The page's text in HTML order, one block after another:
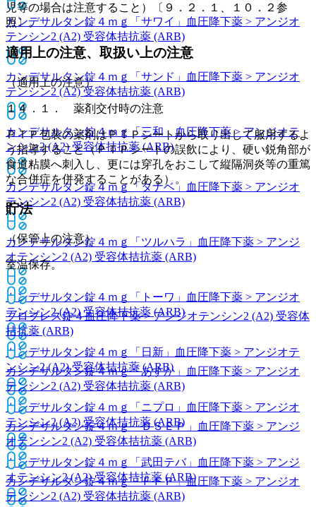
カンデサルタン錠４ｍｇ「サワイ」
血圧降下薬 > アンジオ
テンシン2 (A2) 受容体拮抗薬 (ARB)
カンデサルタン錠４ｍｇ「サンド」
血圧降下薬 > アンジオ
テンシン2 (A2) 受容体拮抗薬 (ARB)
カンデサルタン錠４ｍｇ「三和」 血圧降下薬 > アンジオテ
ンシン2 (A2) 受容体拮抗薬 (ARB)
カンデサルタン錠４ｍｇ「タナベ」
血圧降下薬 > アンジオ
テンシン2 (A2) 受容体拮抗薬 (ARB)
カンデサルタン錠４ｍｇ「ツルハラ」
血圧降下薬 > アンジ
オテンシン2 (A2) 受容体拮抗薬 (ARB)
カンデサルタン錠４ｍｇ「トーワ」
血圧降下薬 > アンジオ
テンシン2 (A2) 受容体拮抗薬 (ARB)
カンデサルタン錠４ｍｇ「日新」
血圧降下薬 > アンジオテ
ンシン2 (A2) 受容体拮抗薬 (ARB)
カンデサルタン錠４ｍｇ「ニプロ」
血圧降下薬 > アンジオ
テンシン2 (A2) 受容体拮抗薬 (ARB)
カンデサルタン錠４ｍｇ「武田テバ」
血圧降下薬 > アンジ
オテンシン2 (A2) 受容体拮抗薬 (ARB)
児等の場合は注意すること）〔９．２．１、１０．２参
照〕。
適用上の注意、取扱い上の注意
（適用上の注意）
１４．１． 薬剤交付時の注意
ＰＴＰ包装の薬剤はＰＴＰシートから取り出して服用するよ
う指導すること（ＰＴＰシートの誤飲により、硬い鋭角部が
食道粘膜へ刺入し、更には穿孔をおこして縦隔洞炎等の重篤
な合併症を併発することがある）。
貯法
（保管上の注意）
室温保存。
ブロプレス錠４血圧降下薬 > アンジオテンシン2 (A2) 受容体
拮抗薬 (ARB)
カンデサルタン錠４ｍｇ「あすか」
血圧降下薬 > アンジオ
テンシン2 (A2) 受容体拮抗薬 (ARB)
カンデサルタン錠４ｍｇ「ＤＳＥＰ」
血圧降下薬 > アンジ
オテンシン2 (A2) 受容体拮抗薬 (ARB)
カンデサルタン錠４ｍｇ「ＦＦＰ」血圧降下薬 > アンジオ
テンシン2 (A2) 受容体拮抗薬 (ARB)